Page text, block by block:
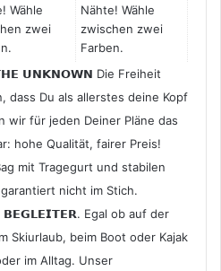
Wähle
zwei
Nähte! Wähle
zwischen zwei
Farben.
𝗨𝗡𝗞𝗡𝗢𝗪𝗡 Die Freiheit
dass Du als allerstes deine Kopf
wir für jeden Deiner Pläne das
hohe Qualität, fairer Preis!
mit Tragegurt und stabilen
nicht im Stich.
Egal ob auf der
Skiurlaub, beim Boot oder Kajak
im Alltag. Unser